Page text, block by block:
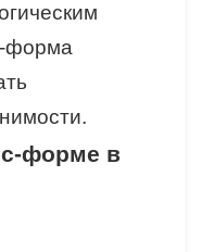
форма
форме в